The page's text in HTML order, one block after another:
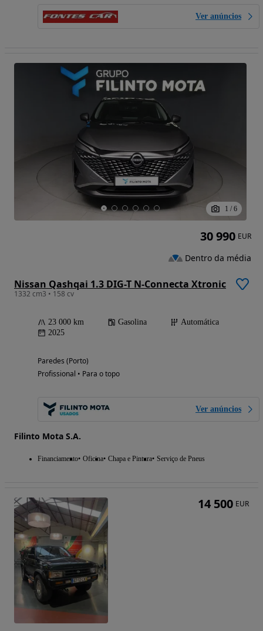
Ver anúncios
1 / 6
Nissan Qashqai 1.3 DIG-T N-Connecta Xtronic
1332 cm3 • 158 cv
23 000 km Gasolina
Automática
2025
Paredes (Porto)
Profissional • Para o topo
Ver anúncios
Filinto Mota S.A.
Financiamento Oficina Chapa e Pintura Serviço de Pneus
30 990 EUR
Dentro da média
14 500 EUR